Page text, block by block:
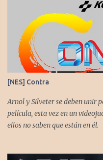
@flagstaad quien pasó el
nos cuenta sus impresiones y
para XBS, PS5 y PC. No sobra
apoyo al seguirnos en: Spotify
los que nos agregan a sus
comentarios en nuestras
https://twitter.com/
https://www.instagram.com/
https://www.facebook.com/
[NES] Contra
Arnol y Silveter se deben unir
película, esta vez en un
ellos no saben que están en él.